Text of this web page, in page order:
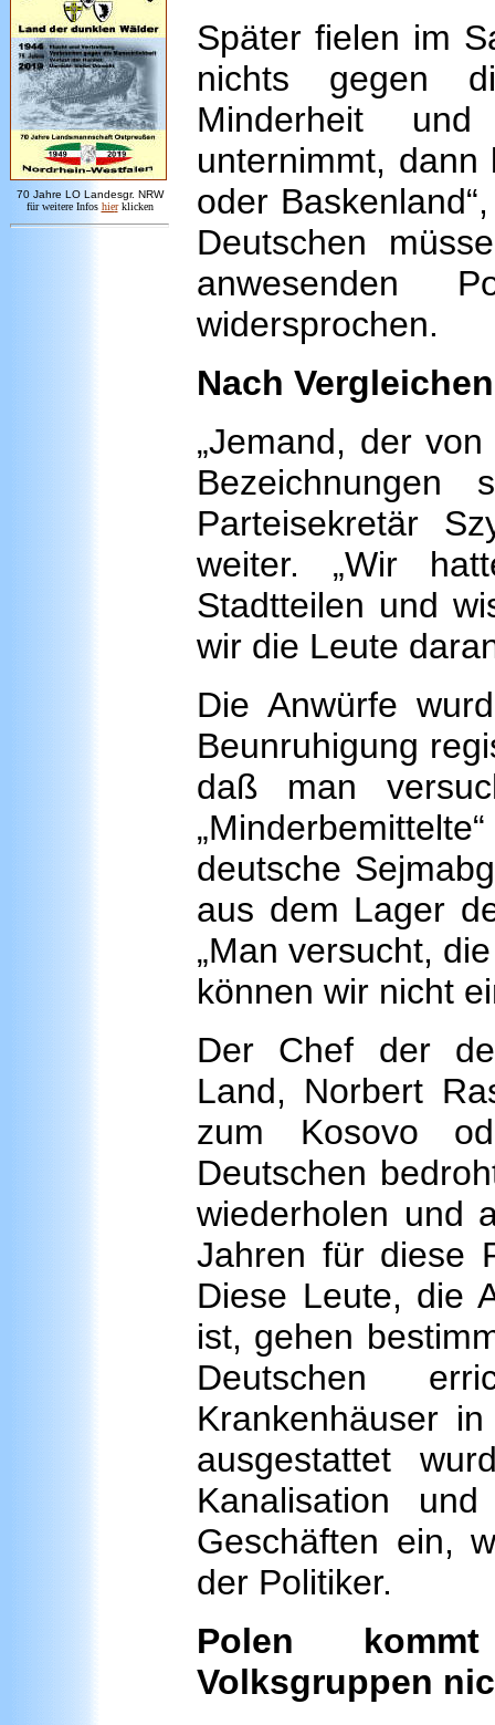
70 Jahre LO Landesgr. NRW
für weitere Infos hier klicken
Später fielen im
nichts gegen
Minderheit
unternimmt,
oder
Deutschen
anwesenden
widersprochen.
Nach
„Jemand, der
Parteisekretär
weiter. „Wir
Stadtteilen und
wir die Leute
Die Anwürfe
Beunruhigung
daß man
deutsche
aus dem Lager
„Man versucht,
können wir nicht
Der Chef der
Land, Norbert
zum Kosovo
Deutschen
wiederholen und
Jahren für diese
Diese Leute, die
ist, gehen
Deutschen
Krankenhäuser
ausgestattet
Kanalisation
Geschäften ein,
der Politiker.
Polen kommt
Volksgruppen